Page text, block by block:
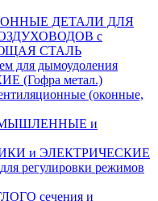
ДЕТАЛИ ДЛЯ
с
СТАЛЬ
для дымоудоления
(Гофра метал.)
(оконные,
и
и ЭЛЕКТРИЧЕСКИЕ
режимов
сечения и